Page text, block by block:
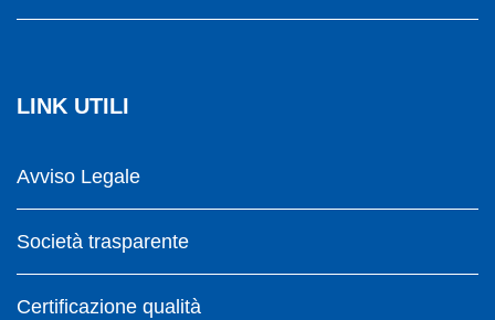
LINK UTILI
Avviso Legale
Società trasparente
Certificazione qualità